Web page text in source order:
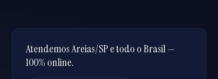
Atendemos Areias/SP e todo o Brasil —
100% online.